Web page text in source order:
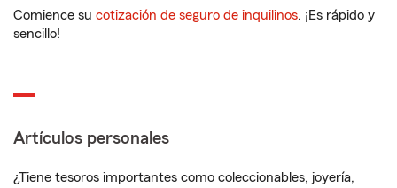
Comience su cotización de seguro de inquilinos. ¡Es rápido y
sencillo!
Artículos personales
¿Tiene tesoros importantes como coleccionables, joyería,